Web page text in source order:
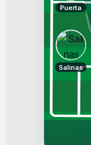
Salinas
Puerta